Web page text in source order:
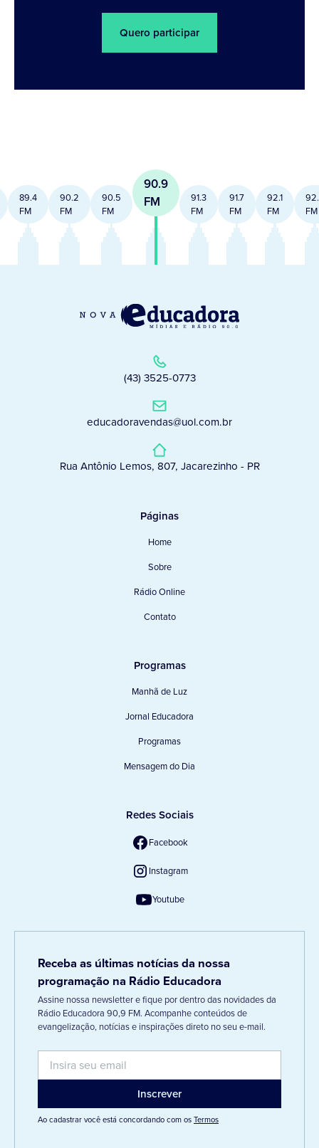
Quero participar
89.4
FM
90.2
FM
90.5
FM
90.9
FM
91.3
FM
91.7
FM
92.1
FM
FM
(43) 3525-0773
educadoravendas@uol.com.br
Rua Antônio Lemos, 807, Jacarezinho - PR
Páginas
Home
Sobre
Rádio Online
Contato
Programas
Manhã de Luz
Jornal Educadora
Programas
Mensagem do Dia
Redes Sociais
Facebook
Instagram
Youtube
Receba as últimas notícias da nossa
programação na Rádio Educadora
Assine nossa newsletter e fique por dentro das novidades da
Rádio Educadora 90,9 FM. Acompanhe conteúdos de
evangelização, notícias e inspirações direto no seu e-mail.
Ao cadastrar você está concordando com osTermos